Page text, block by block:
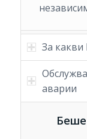
За какви
аварии
Беше